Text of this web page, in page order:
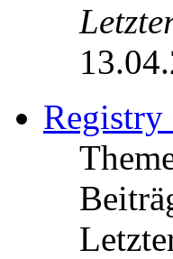
Registry